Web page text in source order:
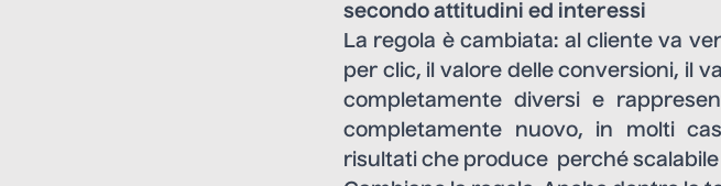
secondo attitudini ed interessi
La regola è cambiata: al cliente va
per clic, il valore delle conversioni, il
completamente diversi e
completamente nuovo, in molti
risultati che produce perché